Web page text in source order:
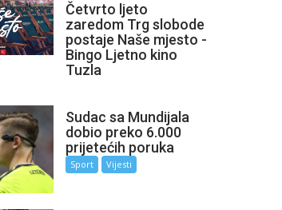
Četvrto ljeto
zaredom Trg slobode
postaje Naše mjesto -
Bingo Ljetno kino
Tuzla
Sudac sa Mundijala
dobio preko 6.000
prijetećih poruka
Sport Vijesti